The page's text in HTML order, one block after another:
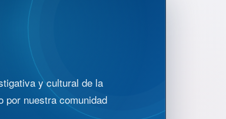
y cultural de la
por nuestra comunidad